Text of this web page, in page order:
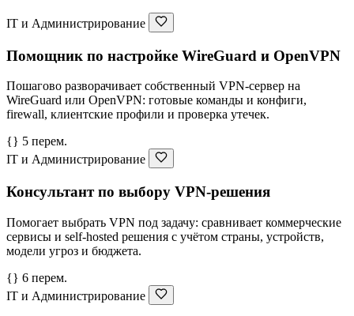
IT и Администрирование
Помощник по настройке WireGuard и OpenVPN
Пошагово разворачивает собственный VPN-сервер на
WireGuard или OpenVPN: готовые команды и конфиги,
firewall, клиентские профили и проверка утечек.
{} 5 перем.
IT и Администрирование
Консультант по выбору VPN-решения
Помогает выбрать VPN под задачу: сравнивает коммерческие
сервисы и self-hosted решения с учётом страны, устройств,
модели угроз и бюджета.
{} 6 перем.
IT и Администрирование